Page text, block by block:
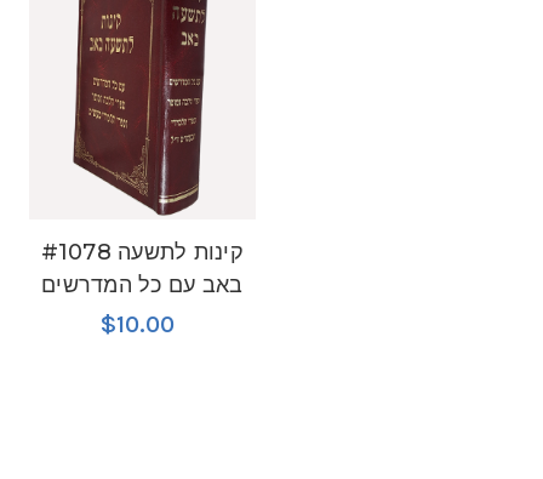
#1078 קינות לתשעה
באב עם כל המדרשים
$10.00